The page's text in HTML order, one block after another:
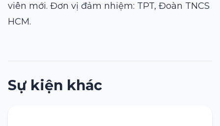
viên mới. Đơn vị đảm nhiệm: TPT, Đoàn TNCS
HCM.
Sự kiện khác